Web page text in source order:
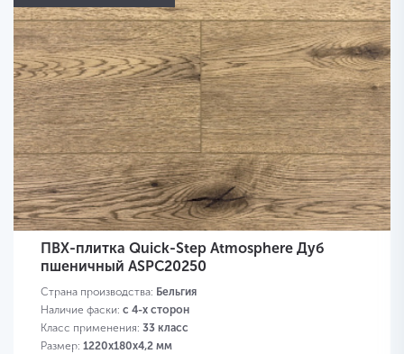
ПВХ-плитка Quick-Step Atmosphere Дуб
пшеничный ASPC20250
Страна производства: Бельгия
Наличие фаски: с 4-х сторон
Класс применения: 33 класс
Размер: 1220х180х4,2 мм